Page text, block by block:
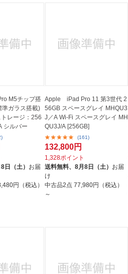
M5チップ搭
準ガラス搭載)
レージ：256
A シルバー
日（土） お届
円（税込）
Apple iPad Pro 11 第3世代 2
56GB スペースグレイ MHQU3
J／A Wi-Fi スペースグレイ MH
QU3J/A [256GB]
(161)
132,800円
1,328ポイント
送料無料、8月8日（土） お届
け
中古品2点77,980円（税込）
～